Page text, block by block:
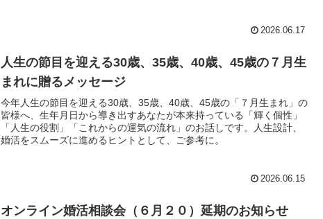
2026.06.17
人生の節目を迎える30歳、35歳、40歳、45歳の７月生
まれに贈るメッセージ
今年人生の節目を迎える30歳、35歳、40歳、45歳の「７月生まれ」の
皆様へ、生年月日から導き出すあなたが本来持っている「輝く個性」
「人生の役割」「これからの運気の流れ」のお話しです。人生設計、
婚活をスムーズに進めるヒントとして、ご参考に。
2026.06.15
オンライン婚活相談会（６月２０）延期のお知らせ